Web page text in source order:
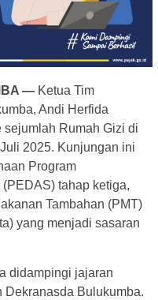
— Ketua Tim
Andi Herfida
sejumlah Rumah Gizi di
2025. Kunjungan ini
Program
tahap ketiga,
Tambahan (PMT)
yang menjadi sasaran
didampingi jajaran
Dekranasda Bulukumba.